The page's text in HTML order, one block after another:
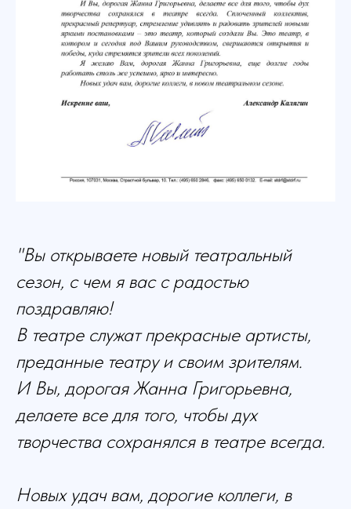
"Вы открываете новый театральный
сезон, с чем я вас с радостью
поздравляю!
В театре служат прекрасные артисты,
преданные театру и своим зрителям.
И Вы, дорогая Жанна Григорьевна,
делаете все для того, чтобы дух
творчества сохранялся в театре всегда.
Новых удач вам, дорогие коллеги, в